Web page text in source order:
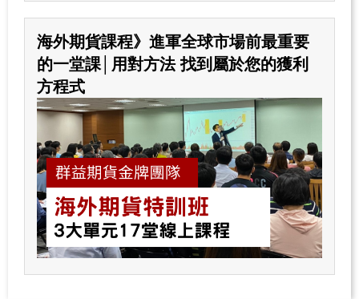
海外期貨課程》進軍全球市場前最重要
的一堂課│用對方法 找到屬於您的獲利
方程式